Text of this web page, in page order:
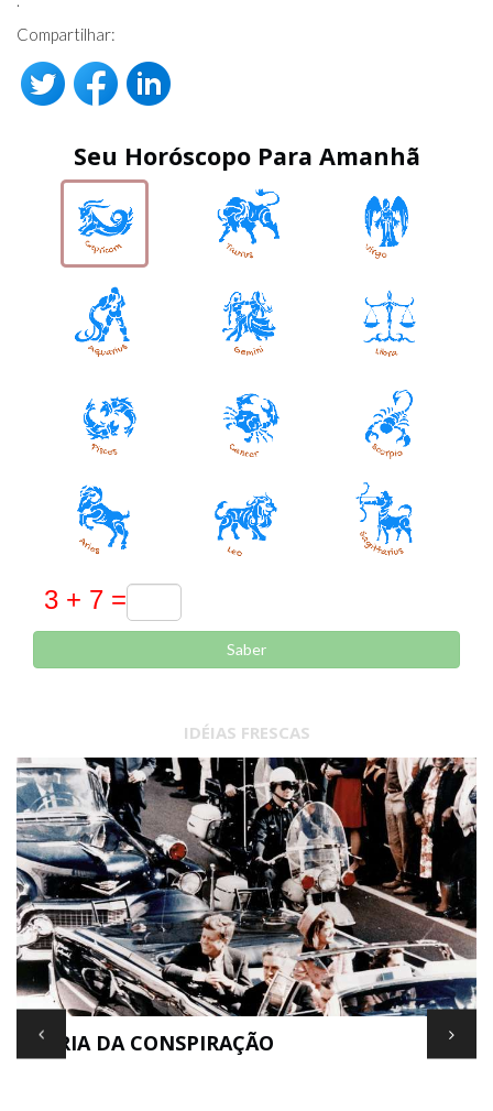
Compartilhar:
Seu Horóscopo Para Amanhã
Saber
IDÉIAS FRESCAS
TEORIA DA CONSPIRAÇÃO